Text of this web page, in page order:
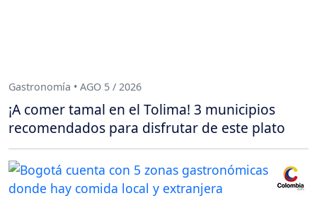
Gastronomía • AGO 5 / 2026
¡A comer tamal en el Tolima! 3 municipios
recomendados para disfrutar de este plato